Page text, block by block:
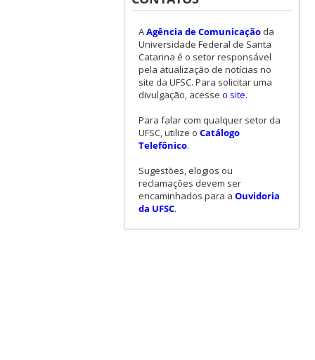
AAgência de Comunicaçãoda
Universidade Federal de Santa
Catarina é o setor responsável
pela atualização de notícias no
site da UFSC. Para solicitar uma
divulgação, acesse o site.
Para falar com qualquer setor da
UFSC, utilize o Catálogo
Telefônico.
Sugestões, elogios ou
reclamações devem ser
encaminhados para a Ouvidoria
da UFSC.